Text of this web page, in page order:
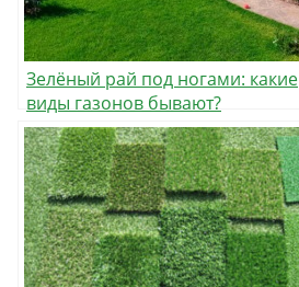
Зелёный рай под ногами: какие
виды газонов бывают?